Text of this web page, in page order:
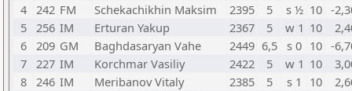
4 242 FM Schekachikhin Maksim 2395 5 s ½ 10 -
5 256 IM Erturan Yakup 2367 5 w 1 10
6 209 GM Baghdasaryan Vahe 2449 6,5 s 0 10 -
7 227 IM Korchmar Vasiliy 2422 5 w 1 10
8 246 IM Meribanov Vitaly 2385 5 s 1 10